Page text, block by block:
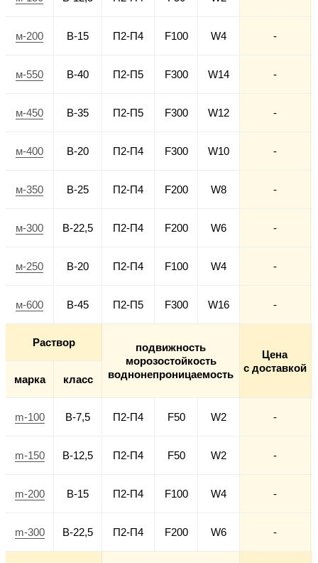
м-200 В-15 П2-П4 F100 W4 -
м-550 В-40 П2-П5 F300 W14 -
м-450 В-35 П2-П5 F300 W12 -
м-400 В-20 П2-П4 F300 W10 -
м-350 В-25 П2-П4 F200 W8 -
м-300 В-22,5 П2-П4 F200 W6 -
м-250 В-20 П2-П4 F100 W4 -
м-600 В-45 П2-П5 F300 W16 -
Раствор
подвижность
морозостойкость
воднонепроницаемость
Цена
с доставкой
марка
класс
m-100 В-7,5 П2-П4 F50 W2 -
m-150 В-12,5 П2-П4 F50 W2 -
m-200 В-15 П2-П4 F100 W4 -
m-300 В-22,5 П2-П4 F200 W6 -